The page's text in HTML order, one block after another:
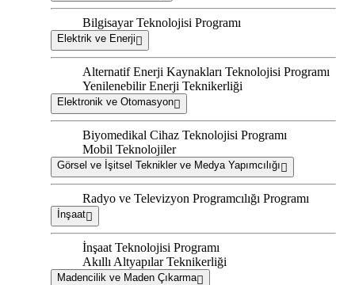
Bilgisayar Teknolojisi Programı
Elektrik ve Enerji
Alternatif Enerji Kaynakları Teknolojisi Programı
Yenilenebilir Enerji Teknikerliği
Elektronik ve Otomasyon
Biyomedikal Cihaz Teknolojisi Programı
Mobil Teknolojiler
Görsel ve İşitsel Teknikler ve Medya Yapımcılığı
Radyo ve Televizyon Programcılığı Programı
İnşaat
İnşaat Teknolojisi Programı
Akıllı Altyapılar Teknikerliği
Madencilik ve Maden Çıkarma